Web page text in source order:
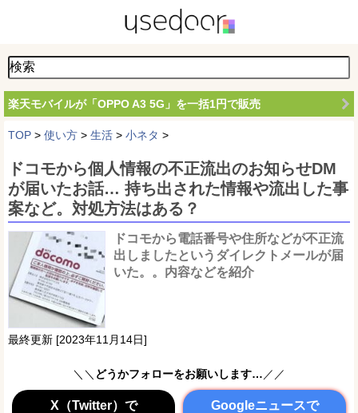
楽天モバイルが「OPPO A3 5G」を一括1円で販売
TOP > 使い方 > 生活 > 小ネタ >
ドコモから個人情報の不正流出のお知らせDM
が届いたお話… 持ち出された情報や流出した事
案など。対処方法はある？
ドコモから電話番号や住所などが不正流
出しましたというダイレクトメールが届
いた。。内容などを紹介
最終更新 [2023年11月14日]
＼＼ どうかフォローをお願いします… ／／
X（Twitter）で
Googleニュースで